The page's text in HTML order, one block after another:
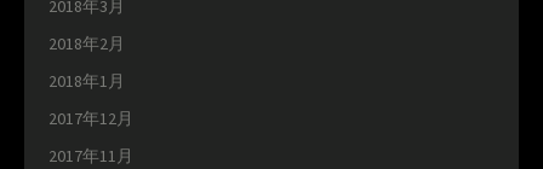
2018年3月
2018年2月
2018年1月
2017年12月
2017年11月